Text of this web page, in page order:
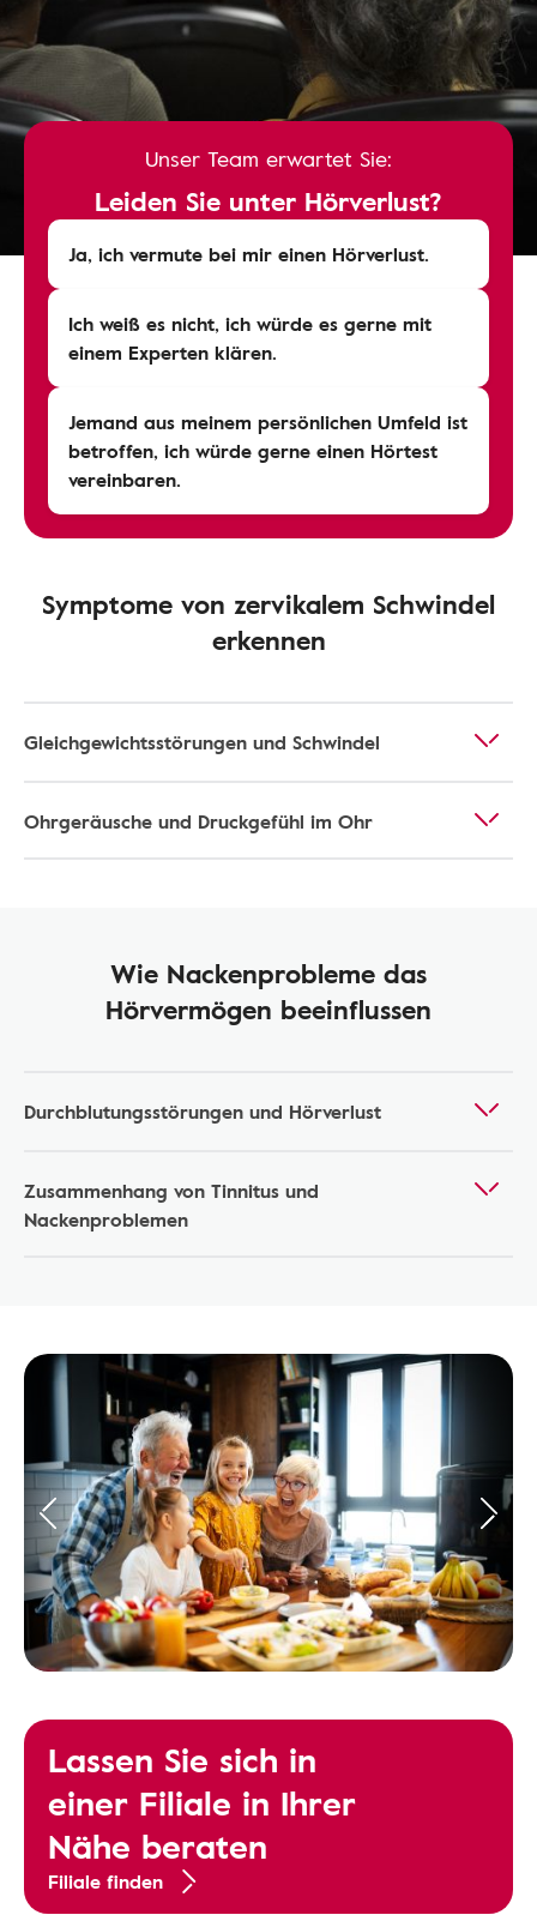
Unser Team erwartet Sie:
Leiden Sie unter Hörverlust?
Ja, ich vermute bei mir einen Hörverlust.
Ich weiß es nicht, ich würde es gerne mit
einem Experten klären.
Jemand aus meinem persönlichen Umfeld ist
betroffen, ich würde gerne einen Hörtest
vereinbaren.
Symptome von zervikalem Schwindel
erkennen
Gleichgewichtsstörungen und Schwindel
Ohrgeräusche und Druckgefühl im Ohr
Wie Nackenprobleme das
Hörvermögen beeinflussen
Durchblutungsstörungen und Hörverlust
Zusammenhang von Tinnitus und
Nackenproblemen
Lassen Sie sich in
einer Filiale in Ihrer
Nähe beraten
Filiale finden